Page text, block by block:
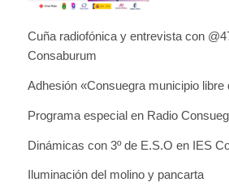
Cuña radiofónica y entrevista con
Consaburum
Adhesión «Consuegra municipio libre
Programa especial en Radio
Dinámicas con 3º de E.S.O en IES
Iluminación del molino y pancarta